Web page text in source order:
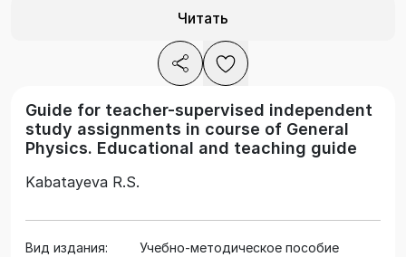
Читать
Guide for teacher-supervised independent
study assignments in course of General
Physics. Educational and teaching guide
Kabatayeva R.S.
Вид издания:
Учебно-методическое пособие